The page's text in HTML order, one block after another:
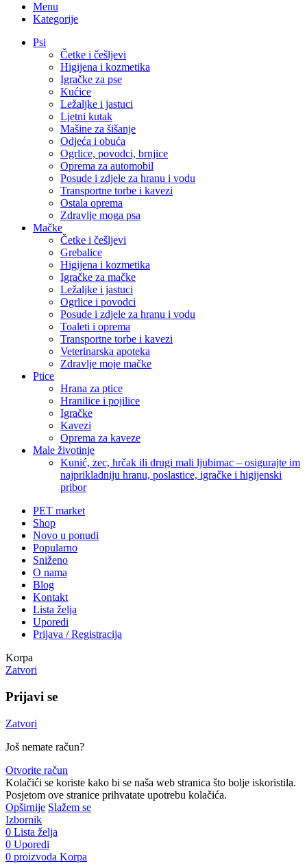
Menu
Kategorije
Psi
Četke i češljevi
Higijena i kozmetika
Igračke za pse
Kućice
Ležaljke i jastuci
Ljetni kutak
Mašine za šišanje
Odjeća i obuća
Ogrlice, povodci, brnjice
Oprema za automobil
Posude i zdjele za hranu i vodu
Transportne torbe i kavezi
Ostala oprema
Zdravlje moga psa
Mačke
Četke i češljevi
Grebalice
Higijena i kozmetika
Igračke za mačke
Ležaljke i jastuci
Ogrlice i povodci
Posude i zdjele za hranu i vodu
Toaleti i oprema
Transportne torbe i kavezi
Veterinarska apoteka
Zdravlje moje mačke
Ptice
Hrana za ptice
Hranilice i pojilice
Igračke
Kavezi
Oprema za kaveze
Male životinje
Kunić, zec, hrčak ili drugi mali ljubimac – osigurajte im
najprikladniju hranu, poslastice, igračke i higijenski
pribor
PET market
Shop
Novo u ponudi
Popularno
Sniženo
O nama
Blog
Kontakt
Lista želja
Uporedi
Prijava / Registracija
Korpa
Zatvori
Prijavi se
Zatvori
Još nemate račun?
Otvorite račun
Kolačići se koriste kako bi se naša web stranica što bolje iskoristila.
Posjetom ove stranice prihvatate upotrebu kolačića.
Opširnije Slažem se
Izbornik
0 Lista želja
0 Uporedi
0 proizvoda Korpa